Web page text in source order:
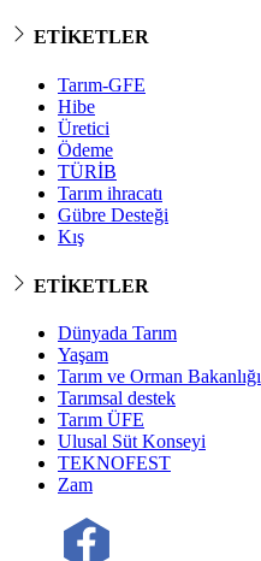
ETİKETLER
Tarım-GFE
Hibe
Üretici
Ödeme
TÜRİB
Tarım ihracatı
Gübre Desteği
Kış
ETİKETLER
Dünyada Tarım
Yaşam
Tarım ve Orman Bakanlığı
Tarımsal destek
Tarım ÜFE
Ulusal Süt Konseyi
TEKNOFEST
Zam